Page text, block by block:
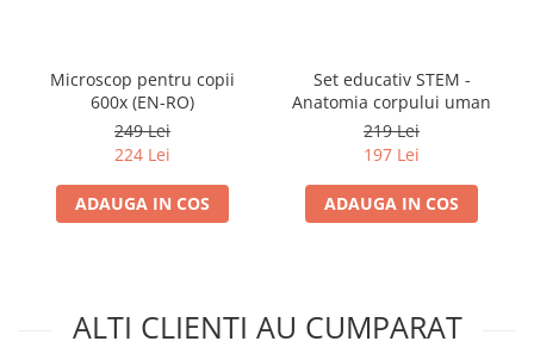
Microscop pentru copii
600x (EN-RO)
249 Lei
224 Lei
ADAUGA IN COS
Set educativ STEM -
Anatomia corpului uman
219 Lei
197 Lei
ADAUGA IN COS
ALTI CLIENTI AU CUMPARAT